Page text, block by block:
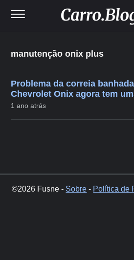
manutenção onix plus
Problema da correia
Chevrolet Onix agora tem
1 ano atrás
©2026 Fusne - Sobre - Política de